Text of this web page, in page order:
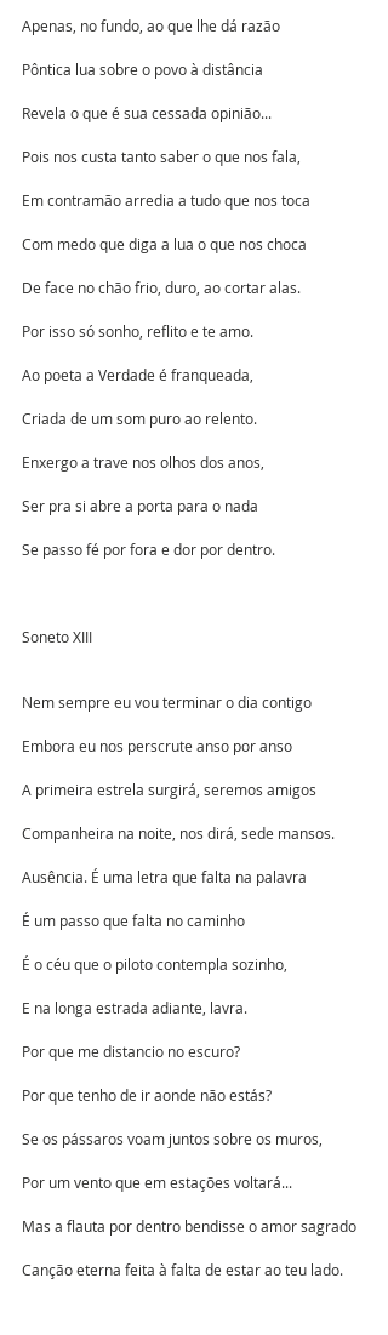
Apenas, no fundo, ao que lhe dá razão
Pôntica lua sobre o povo à distância
Revela o que é sua cessada opinião...
Pois nos custa tanto saber o que nos fala,
Em contramão arredia a tudo que nos toca
Com medo que diga a lua o que nos choca
De face no chão frio, duro, ao cortar alas.
Por isso só sonho, reflito e te amo.
Ao poeta a Verdade é franqueada,
Criada de um som puro ao relento.
Enxergo a trave nos olhos dos anos,
Ser pra si abre a porta para o nada
Se passo fé por fora e dor por dentro.
Soneto XIII
Nem sempre eu vou terminar o dia contigo
Embora eu nos perscrute anso por anso
A primeira estrela surgirá, seremos amigos
Companheira na noite, nos dirá, sede mansos.
Ausência. É uma letra que falta na palavra
É um passo que falta no caminho
É o céu que o piloto contempla sozinho,
E na longa estrada adiante, lavra.
Por que me distancio no escuro?
Por que tenho de ir aonde não estás?
Se os pássaros voam juntos sobre os muros,
Por um vento que em estações voltará...
Mas a flauta por dentro bendisse o amor sagrado
Canção eterna feita à falta de estar ao teu lado.